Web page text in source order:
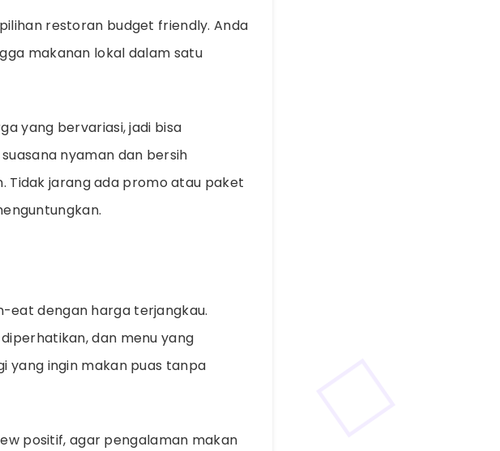
restoran budget friendly. Anda
makanan lokal dalam satu
yang bervariasi, jadi bisa
nyaman dan bersih
Tidak jarang ada promo atau paket
dengan harga terjangkau.
dan menu yang
yang ingin makan puas tanpa
positif, agar pengalaman makan